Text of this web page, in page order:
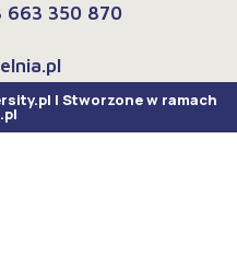
663 350 870
| Stworzone w ramach